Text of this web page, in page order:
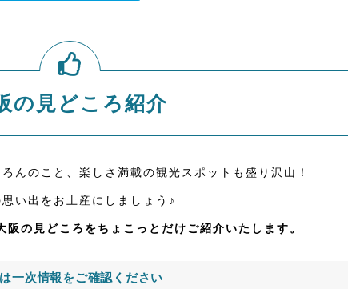
の見どころ紹介
んのこと、楽しさ満載の観光スポットも盛り沢山！
い出をお土産にしましょう♪
の見どころをちょこっとだけご紹介いたします。
一次情報をご確認ください